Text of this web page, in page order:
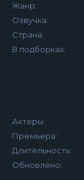
Жанр:
Озвучка:
Страна:
В подборках:
Актеры:
Премьера:
Длительность:
Обновлено: